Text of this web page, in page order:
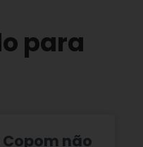
para
não